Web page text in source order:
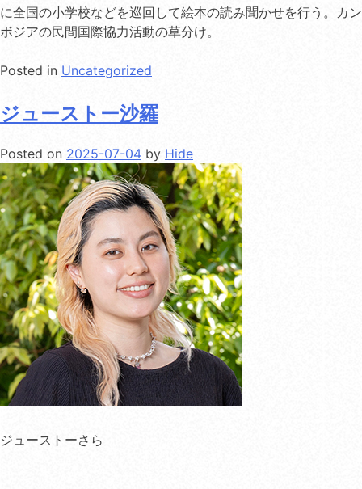
に全国の小学校などを巡回して絵本の読み聞かせを行う。カン
ボジアの民間国際協力活動の草分け。
Posted in Uncategorized
ジューストー沙羅
Posted on 2025-07-04 by Hide
ジューストーさら